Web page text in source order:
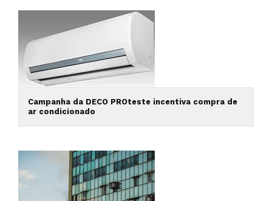
Campanha da DECO PROteste incentiva compra de
ar condicionado